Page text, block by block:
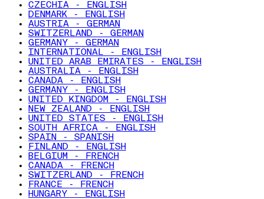
CZECHIA - ENGLISH
DENMARK - ENGLISH
AUSTRIA - GERMAN
SWITZERLAND - GERMAN
GERMANY - GERMAN
INTERNATIONAL - ENGLISH
UNITED ARAB EMIRATES - ENGLISH
AUSTRALIA - ENGLISH
CANADA - ENGLISH
GERMANY - ENGLISH
UNITED KINGDOM - ENGLISH
NEW ZEALAND - ENGLISH
UNITED STATES - ENGLISH
SOUTH AFRICA - ENGLISH
SPAIN - SPANISH
FINLAND - ENGLISH
BELGIUM - FRENCH
CANADA - FRENCH
SWITZERLAND - FRENCH
FRANCE - FRENCH
HUNGARY - ENGLISH